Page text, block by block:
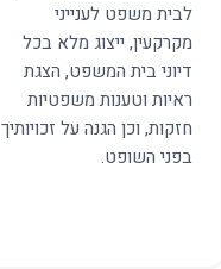
לבית משפט לענייני
מקרקעין, ייצוג מלא בכל
דיוני בית המשפט, הצגת
ראיות וטענות משפטיות
חזקות, וכן הגנה על זכויותיך
בפני השופט.